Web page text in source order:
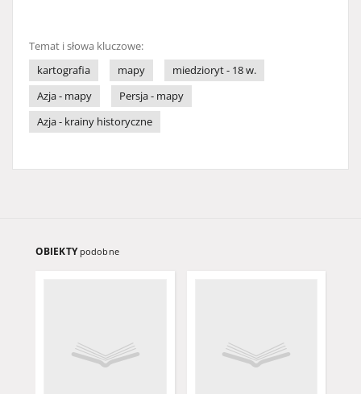
Temat i słowa kluczowe:
kartografia
mapy
miedzioryt - 18 w.
Azja - mapy
Persja - mapy
Azja - krainy historyczne
OBIEKTY podobne